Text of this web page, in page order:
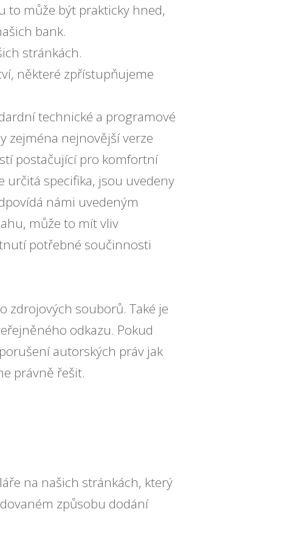
to může být prakticky hned,
bank.
stránkách.
některé zpřístupňujeme
technické a programové
zejména nejnovější verze
postačující pro komfortní
určitá specifika, jsou uvedeny
námi uvedeným
může to mít vliv
potřebné součinnosti
zdrojových souborů. Také je
odkazu. Pokud
autorských práv jak
právně řešit.
na našich stránkách, který
způsobu dodání